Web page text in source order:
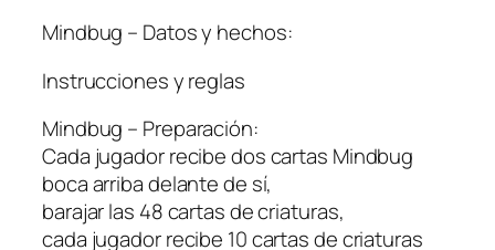
Mindbug – Datos y hechos:
Instrucciones y reglas
Mindbug – Preparación:
Cada jugador recibe dos cartas Mindbug
boca arriba delante de sí,
barajar las 48 cartas de criaturas,
cada jugador recibe 10 cartas de criaturas